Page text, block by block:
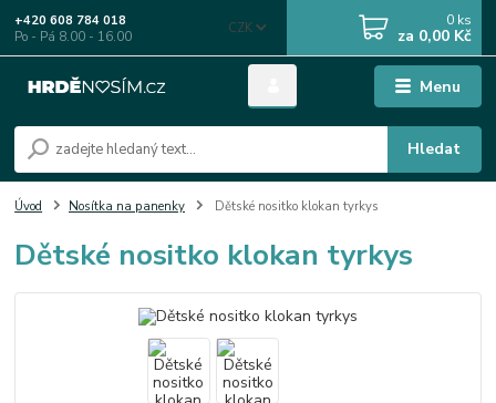
Menu
CZK
Hledat
+420 608 784 018
Po - Pá 8.00 - 16.00
0 ks
za 0,00 Kč
Úvod Nosítka na panenky Dětské nositko klokan tyrkys
Dětské nositko klokan tyrkys